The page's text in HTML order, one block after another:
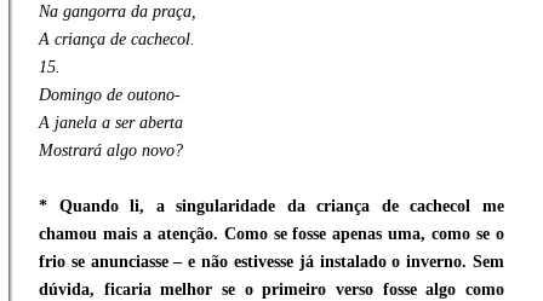
Na gangorra da praça,
A criança de cachecol.
15.
Domingo de outono-
A janela a ser aberta
Mostrará algo novo?
* Quando li, a singularidade da criança de cachecol me
chamou mais a atenção. Como se fosse apenas uma, como se o
frio se anunciasse – e não estivesse já instalado o inverno. Sem
dúvida, ficaria melhor se o primeiro verso fosse algo como